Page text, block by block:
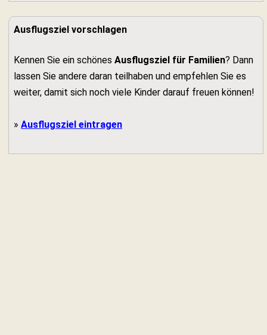
Ausflugsziel vorschlagen
Kennen Sie ein schönes Ausflugsziel für Familien? Dann
lassen Sie andere daran teilhaben und empfehlen Sie es
weiter, damit sich noch viele Kinder darauf freuen können!
» Ausflugsziel eintragen